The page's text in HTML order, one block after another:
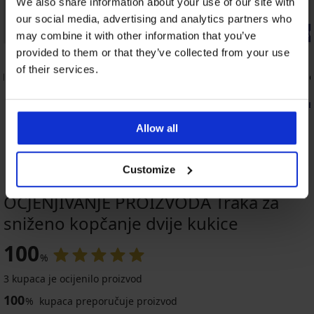
our social media, advertising and analytics partners who
may combine it with other information that you’ve
provided to them or that they’ve collected from your use
of their services.
Allow all
Customize
-20% BRA20
Stezač naramenica UNI
3,59 €
-20% BRA20
4,63 €
Trokutasti
umetci
Podvezica
Monaco
plava
Košarica
OCJENJIVANJE PROIZVODA Traka za
sniženo kopčanje dvije kukice
100%
3 kupaca je ocijenilo proizvod
100% kupaca preporučuje proizvod